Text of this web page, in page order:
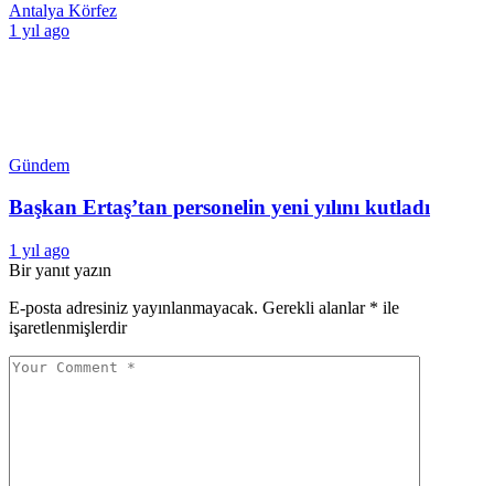
Antalya Körfez
1 yıl ago
Gündem
Başkan Ertaş’tan personelin yeni yılını kutladı
1 yıl ago
Bir yanıt yazın
E-posta adresiniz yayınlanmayacak. Gerekli alanlar * ile
işaretlenmişlerdir